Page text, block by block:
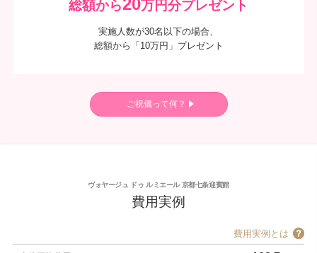
総額から20万円分プレゼント
実施人数が30名以下の場合、
総額から「10万円」プレゼント
ご祝儀って何？
ヴォヤージュ ドゥ ルミエール 京都七条迎賓館
費用実例
費用実例とは